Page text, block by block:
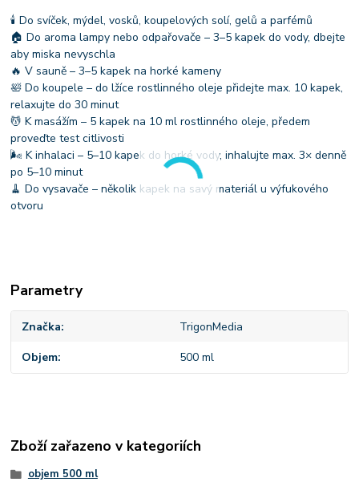
🕯 Do svíček, mýdel, vosků, koupelových solí, gelů a parfémů
🏠 Do aroma lampy nebo odpařovače – 3–5 kapek do vody, dbejte
aby miska nevyschla
🔥 V sauně – 3–5 kapek na horké kameny
🛀 Do koupele – do lžíce rostlinného oleje přidejte max. 10 kapek,
relaxujte do 30 minut
💆 K masážím – 5 kapek na 10 ml rostlinného oleje, předem
proveďte test citlivosti
🌬 K inhalaci – 5–10 kapek do horké vody, inhalujte max. 3× denně
po 5–10 minut
🧹 Do vysavače – několik kapek na savý materiál u výfukového
otvoru
Parametry
Značka TrigonMedia
Objem 500 ml
Zboží zařazeno v kategoriích
objem 500 ml